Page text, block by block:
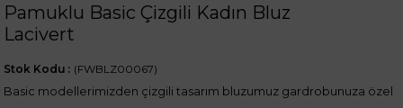
Pamuklu Basic Çizgili Kadın Bluz
Lacivert
(FWBLZ00067)
Stok Kodu
Basic modellerimizden çizgili tasarım bluzumuz gardrobunuza özel